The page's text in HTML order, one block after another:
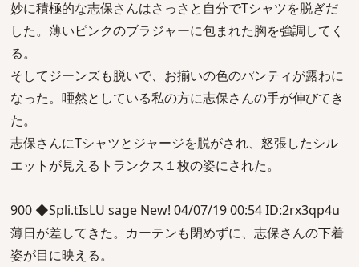
妙に積極的な志保さんはさっさと自分でTシャツを脱ぎだ
した。薄いピンクのブラジャーに包まれた胸を強調してく
る。
そしてジーンズも脱いで、お揃いの色のパンティが露わに
なった。唖然としている私の方に志保さんの手が伸びてき
た。
志保さんにTシャツとジャージを脱がされ、怒張したシル
エットが見えるトランクス１枚の姿にされた。
900 ◆Spli.tIsLU sage New! 04/07/19 00:54 ID:2rx3qp4u
薄日が差してきた。カーテンも閉めずに、志保さんの下着
姿が目に映える。